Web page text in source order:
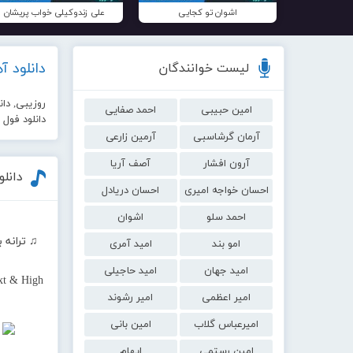
اشوان تو کجایی علی زندوکیلی خواب پریشان
لیست خوانندگان
امین حبیبی
احمد صفایی
آرمان گرشاسبی
آرمین زارعی
آرون افشار
آصف آریا
احسان خواجه امیری
احسان دریادل
احمد سلو
اشوان
امو بند
امید آمری
امید جهان
امید حاجیلی
امیر اعظمی
امیر رشوند
امیرعباس گلاب
امین بانی
روزیبی,
دانلود
♫
& High